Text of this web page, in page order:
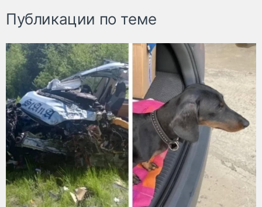
Публикации по теме